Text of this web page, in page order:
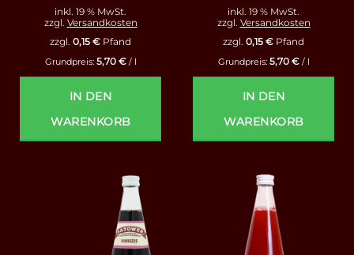
inkl. 19 % MwSt.
zzgl. Versandkosten
zzgl. 0,15 € Pfand
Grundpreis: 5,70 €/ l
IN DEN
WARENKORB
inkl. 19 % MwSt.
zzgl. Versandkosten
zzgl. 0,15 € Pfand
Grundpreis: 5,70 €/ l
IN DEN
WARENKORB